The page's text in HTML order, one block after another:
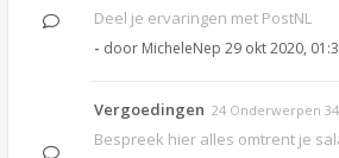
Deel je ervaringen met PostNL
- door MicheleNep 29 okt 2020,
Vergoedingen 24 Onderwerpen
Bespreek hier alles omtrent je